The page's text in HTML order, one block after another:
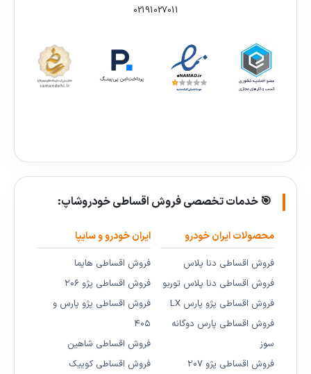
02191027011
🎯 خدمات تخصصی فروش اقساطی خودروشاپ:
محصولات ایران خودرو
فروش اقساطی دنا پلاس
فروش اقساطی دنا پلاس توربو
فروش اقساطی پژو پارس LX
فروش اقساطی پارس دوگانه
سوز
فروش اقساطی پژو ۲۰۷
ایران خودرو و سایپا
فروش اقساطی هایما
فروش اقساطی پژو ۲۰۶
فروش اقساطی پژو پارس و
۴۰۵
فروش اقساطی شاهین
فروش اقساطی کوییک